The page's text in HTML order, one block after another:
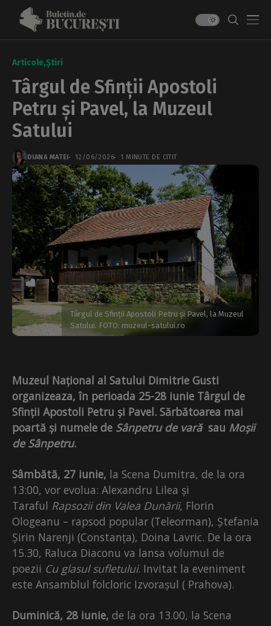
Articole Știri
Târgul de Sfinții Apostoli
Petru și Pavel, la Muzeul
Satului
DIANA MATEI 12/06/2026 1 MINUTE DE CITIT
Târgul de Sfinții Apostoli Petru și Pavel, la Muzeul
Satului. FOTO: muzeul-satului.ro
Muzeul Național al Satului Dimitrie Gusti
organizeaza, în perioada 25-28 iunie Târgul de
Sfinții Apostoli Petru și Pavel. Sărbătoarea mai
poartă și numele de Sânpetru de varăsau Moșii
de Sânpetru.
Sâmbătă, 27 iunie, la Scena Dumitra, de la ora
13:00, vor evolua: Alexandru Lilea și
Taraful Rapsozii din Valea Dunării, Florin
Ologeanu – rapsod popular (Teleorman), Ștefania
Șirin Narenji (Constanța), Doina Lavric. De la ora
15.30, Raluca Diaconu va lansa volumul de
poezii Cu glasul sufletului. Invitat la eveniment
este Ansamblul folcloric Izvorașul ( Prahova).
Duminică, 28 iunie, de la ora 13.00, la Scena